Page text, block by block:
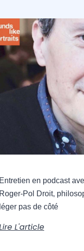
Entretien en podcast
Roger-Pol Droit,
léger pas de côté
L'article